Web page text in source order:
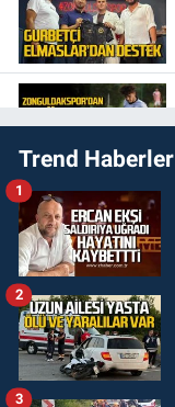
Trend Haberler
1
2
3